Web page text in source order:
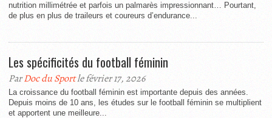
nutrition millimétrée et parfois un palmarès impressionnant… Pourtant,
de plus en plus de traileurs et coureurs d’endurance...
Les spécificités du football féminin
ParDoc du Sportle février 17, 2026
La croissance du football féminin est importante depuis des années.
Depuis moins de 10 ans, les études sur le football féminin se multiplient
et apportent une meilleure...